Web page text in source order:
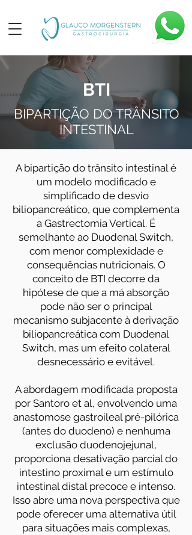
BTI
BIPARTIÇÃO DO TRÂNSITO
INTESTINAL
A bipartição do trânsito intestinal é
um modelo modificado e
simplificado de desvio
biliopancreático, que complementa
a Gastrectomia Vertical. É
semelhante ao Duodenal Switch,
com menor complexidade e
consequências nutricionais. O
conceito de BTI decorre da
hipótese de que a má absorção
pode não ser o principal
mecanismo subjacente à derivação
biliopancreática com Duodenal
Switch, mas um efeito colateral
desnecessário e evitável.
A abordagem modificada proposta
por Santoro et al, envolvendo uma
anastomose gastroileal pré-pilórica
(antes do duodeno) e nenhuma
exclusão duodenojejunal,
proporciona desativação parcial do
intestino proximal e um estímulo
intestinal distal precoce e intenso.
Isso abre uma nova perspectiva que
pode oferecer uma alternativa útil
para situações mais complexas,